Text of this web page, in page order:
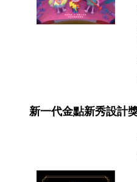
新一代金點新秀設計